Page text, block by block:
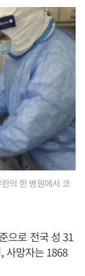
의 한 병원에서 코
으로 전국 성 31
사망자는 1868